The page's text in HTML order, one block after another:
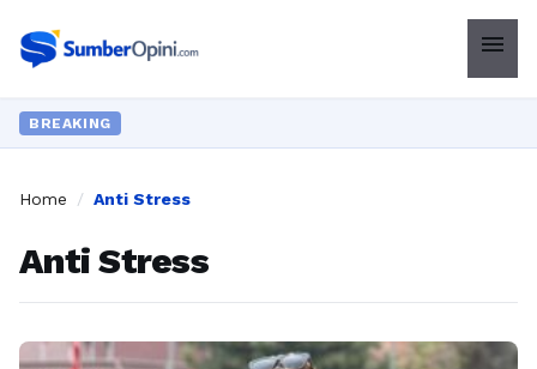
menu
BREAKING
Home / Anti Stress
Anti Stress